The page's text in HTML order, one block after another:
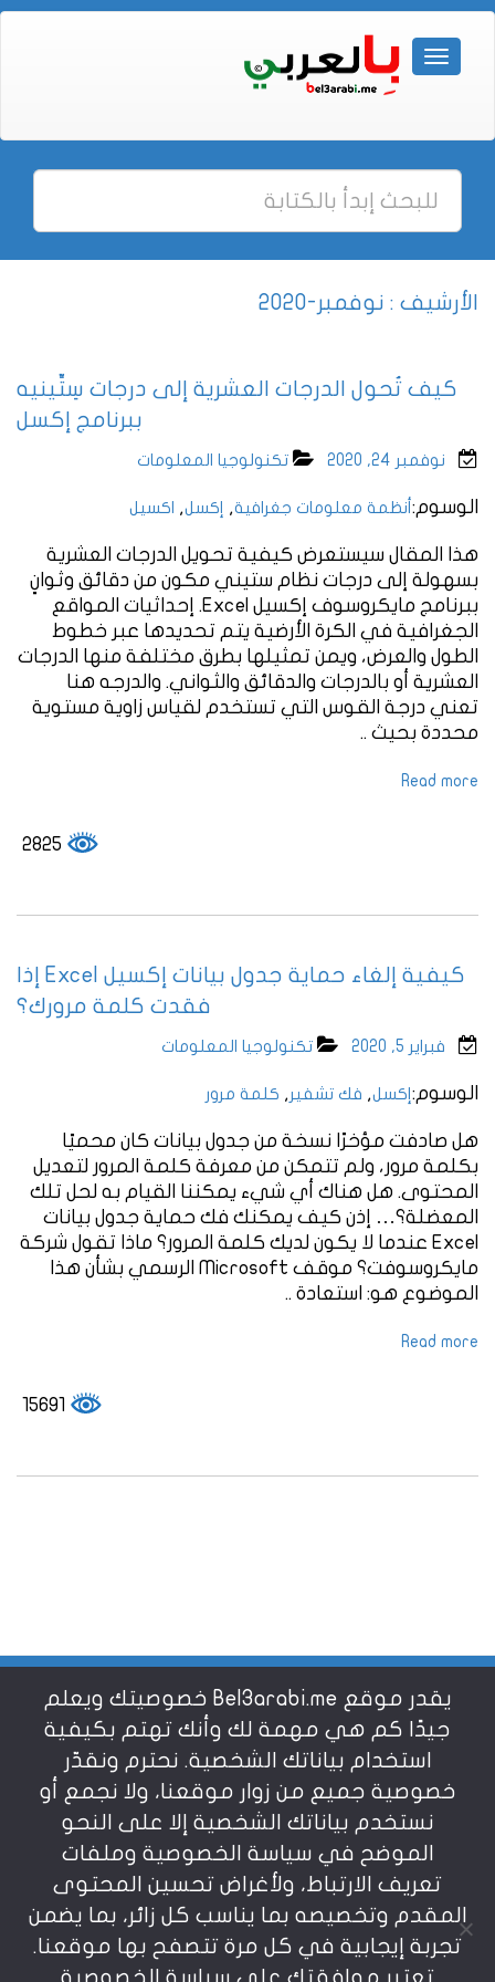
الأرشيف : نوفمبر-2020
كيف تُحول الدرجات العشرية إلى درجات سِتِّينيه
ببرنامج إكسل
نوفمبر 24, 2020 تكنولوجيا المعلومات
الوسوم: أنظمة معلومات جغرافية, إكسل, اكسيل
هذا المقال سيستعرض كيفية تحويل الدرجات العشرية
بسهولة إلى درجات نظام ستيني مكون من دقائق وثوانٍ
ببرنامج مايكروسوف إكسيل Excel. إحداثيات المواقع
الجغرافية في الكرة الأرضية يتم تحديدها عبر خطوط
الطول والعرض، ويمن تمثيلها بطرق مختلفة منها الدرجات
العشرية أو بالدرجات والدقائق والثواني. والدرجه هنا
تعني درجة القوس التي تستخدم لقياس زاوية مستوية
محددة بحيث ..
Read more
كيفية إلغاء حماية جدول بيانات إكسيل Excel إذا
فقدت كلمة مرورك؟
فبراير 5, 2020 تكنولوجيا المعلومات
الوسوم: إكسل, فك تشفير, كلمة مرور
هل صادفت مؤخرًا نسخة من جدول بيانات كان محميًا
بكلمة مرور، ولم تتمكن من معرفة كلمة المرور لتعديل
المحتوى. هل هناك أي شيء يمكننا القيام به لحل تلك
المعضلة؟… إذن كيف يمكنك فك حماية جدول بيانات
Excel عندما لا يكون لديك كلمة المرور؟ ماذا تقول شركة
مايكروسوفت؟ موقف Microsoft الرسمي بشأن هذا
الموضوع هو: استعادة ..
Read more
شروط الاستخدام
سياسة الخصوصية
عن بالعربي
يقدر موقع Bel3arabi.me خصوصيتك ويعلم
جيدًا كم هي مهمة لك وأنك تهتم بكيفية
استخدام بياناتك الشخصية. نحترم ونقدّر
خصوصية جميع من زوار موقعنا، ولا نجمع أو
نستخدم بياناتك الشخصية إلا على النحو
الموضح في سياسة الخصوصية وملفات
تعريف الارتباط، ولأغراض تحسين المحتوى
المقدم وتخصيصه بما يناسب كل زائر، بما يضمن
تجربة إيجابية في كل مرة تتصفح بها موقعنا.
تعتبر موافقتك على سياسة الخصوصية